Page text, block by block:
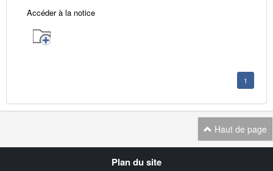
Accéder à la notice
1
Haut de page
Plan du site